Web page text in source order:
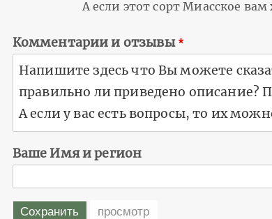
А если этот сорт Миасское
Комментарии и отзывы
Ваше Имя и регион